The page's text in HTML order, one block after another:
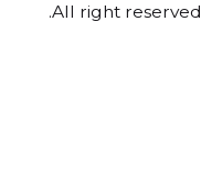
All right reserved.